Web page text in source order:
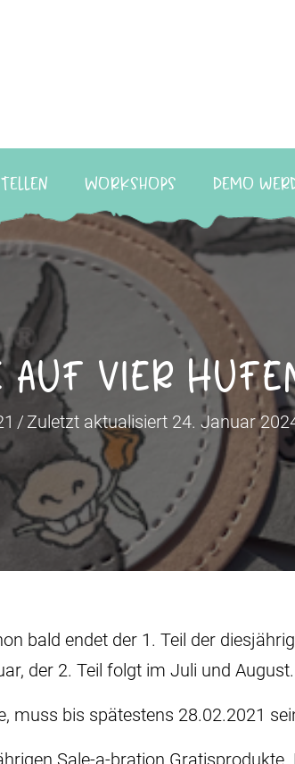
Workshops Demo
auf vier
/ Zuletzt aktualisiert 24. Januar
bald endet der 1. Teil der
der 2. Teil folgt im Juli und August.
muss bis spätestens 28.02.2021
Sale-a-bration